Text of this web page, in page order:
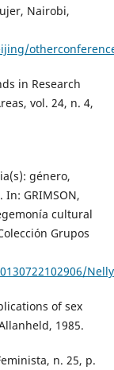
Nairobi,
in Research
vol. 24, n. 4,
género,
GRIMSON,
cultural
Grupos
of sex
1985.
n. 25, p.